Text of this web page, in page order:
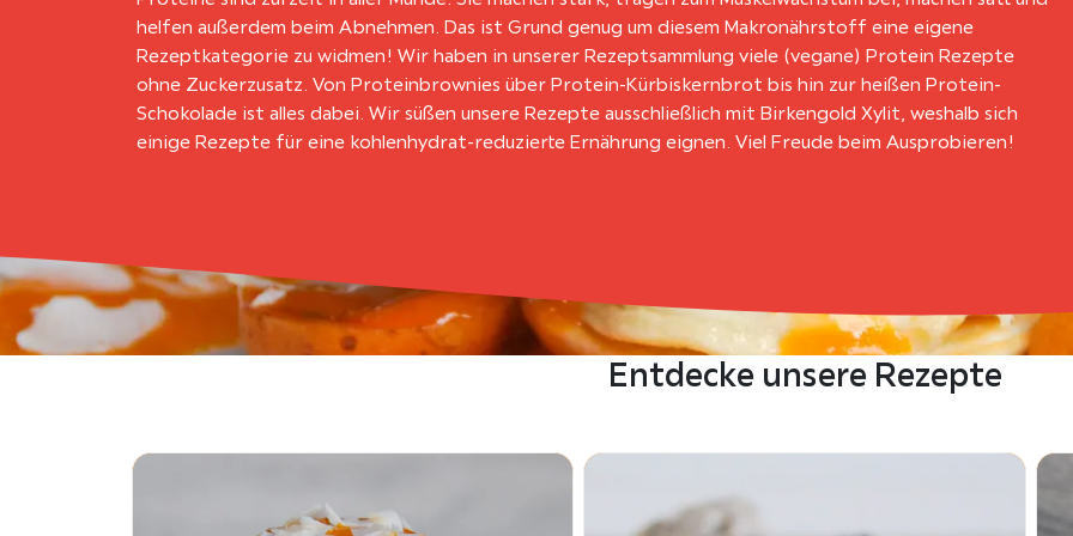
helfen außerdem beim Abnehmen. Das ist Grund genug um diesem Makronährstoff eine eigene
Rezeptkategorie zu widmen! Wir haben in unserer Rezeptsammlung viele (vegane) Protein Rezepte
ohne Zuckerzusatz. Von Proteinbrownies über Protein-Kürbiskernbrot bis hin zur heißen Protein-
Schokolade ist alles dabei. Wir süßen unsere Rezepte ausschließlich mit Birkengold Xylit, weshalb sich
einige Rezepte für eine kohlenhydrat-reduzierte Ernährung eignen. Viel Freude beim Ausprobieren!
Entdecke unsere Rezepte